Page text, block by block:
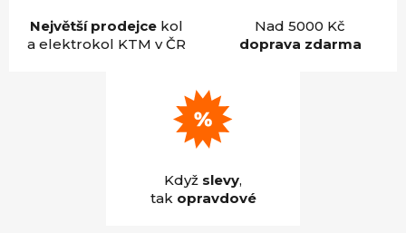
Největší prodejcekol
a elektrokol KTM v ČR
Nad 5000 Kč
doprava zdarma
Když slevy,
tak opravdové